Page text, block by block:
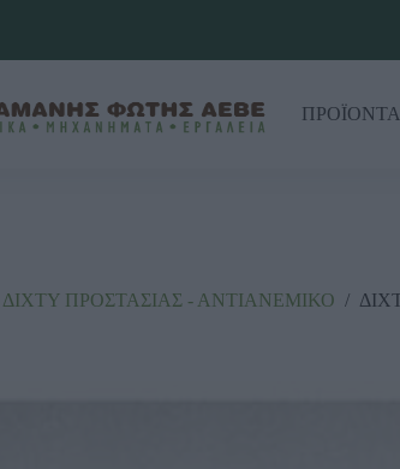
ΠΡΟΪΟΝΤΑ
ΔΙΧΤΥ ΠΡΟΣΤΑΣΙΑΣ - ΑΝΤΙΑΝΕΜΙΚΟ /